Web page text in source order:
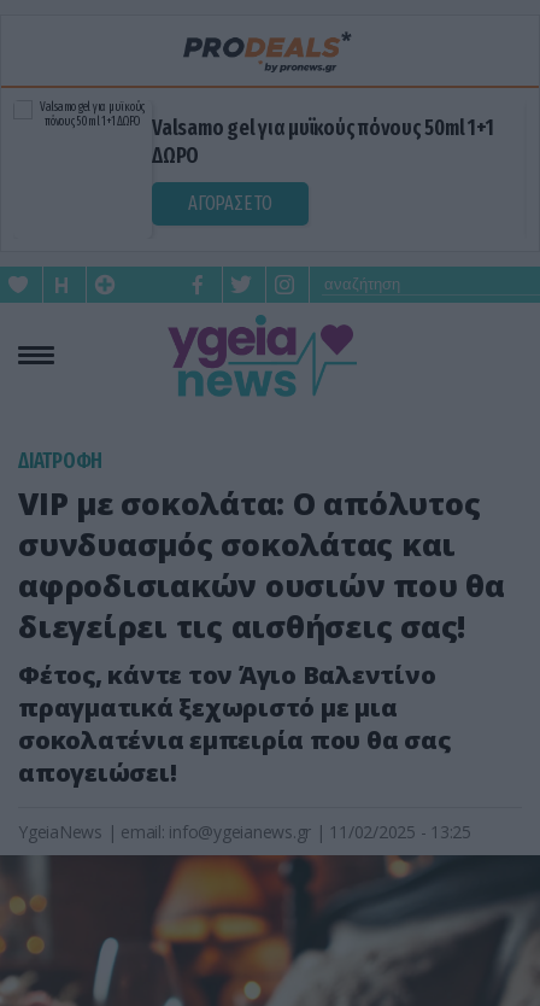
Valsamo gel για μυϊκούς πόνους 50ml 1+1
ΔΩΡΟ
ΑΓΟΡΑΣΕ ΤΟ
ΔΙΑΤΡΟΦΗ
VIP με σοκολάτα: Ο απόλυτος
συνδυασμός σοκολάτας και
αφροδισιακών ουσιών που θα
διεγείρει τις αισθήσεις σας!
Φέτος, κάντε τον Άγιο Βαλεντίνο
πραγματικά ξεχωριστό με μια
σοκολατένια εμπειρία που θα σας
απογειώσει!
YgeiaNews | email: info@ygeianews.gr | 11/02/2025 - 13:25